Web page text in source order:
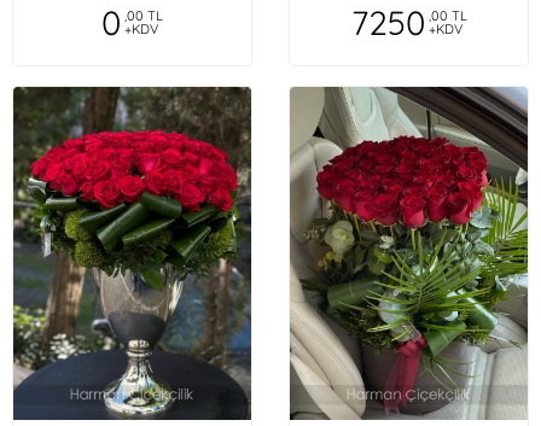
0 ,00 TL
+KDV 7250 ,00 TL
+KDV